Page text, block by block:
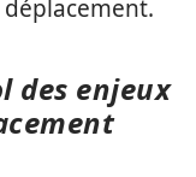
des enjeux